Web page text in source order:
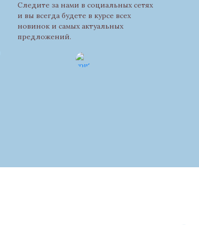
Следите за нами в социальных сетях
и вы всегда будете в курсе всех
новинок и самых актуальных
предложений.